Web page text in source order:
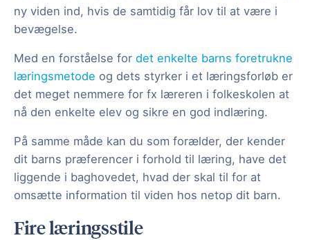
ny viden ind, hvis de samtidig får lov til at være i
bevægelse.
Med en forståelse for det enkelte barns foretrukne
læringsmetode og dets styrker i et læringsforløb er
det meget nemmere for fx læreren i folkeskolen at
nå den enkelte elev og sikre en god indlæring.
På samme måde kan du som forælder, der kender
dit barns præferencer i forhold til læring, have det
liggende i baghovedet, hvad der skal til for at
omsætte information til viden hos netop dit barn.
Fire læringsstile